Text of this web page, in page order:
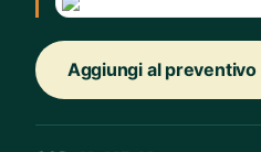
Aggiungi al preventivo